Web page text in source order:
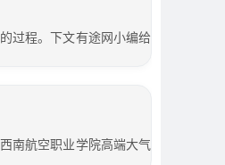
过程。下文有途网小编给
南航空职业学院高端大气